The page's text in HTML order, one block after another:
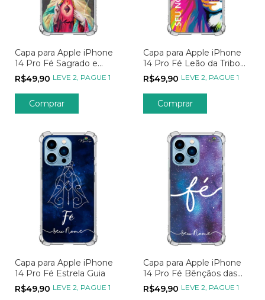
Capa para Apple iPhone
14 Pro Fé Sagrado e
Imaculado Coração
R$49,90 LEVE 2, PAGUE 1
Comprar
Capa para Apple iPhone
14 Pro Fé Leão da Tribo
de Davi
R$49,90 LEVE 2, PAGUE 1
Comprar
Capa para Apple iPhone
14 Pro Fé Estrela Guia
R$49,90 LEVE 2, PAGUE 1
Capa para Apple iPhone
14 Pro Fé Bênçãos das
Estrelas
R$49,90 LEVE 2, PAGUE 1